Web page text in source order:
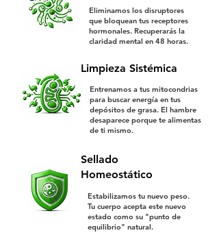
Eliminamos los disruptores
que bloquean tus receptores
hormonales. Recuperarás la
claridad mental en 48 horas.
Limpieza Sistémica
Entrenamos a tus mitocondrias
para buscar energía en tus
depósitos de grasa. El hambre
desaparece porque te alimentas
de ti mismo.
Sellado
Homeostático
Estabilizamos tu nuevo peso.
Tu cuerpo acepta este nuevo
estado como su "punto de
equilibrio" natural.